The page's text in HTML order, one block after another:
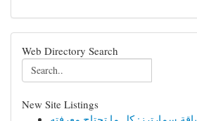
Web Directory Search
New Site Listings